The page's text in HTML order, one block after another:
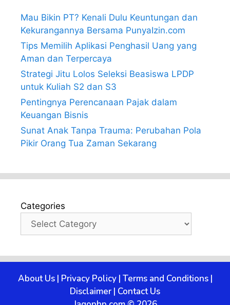
Mau Bikin PT? Kenali Dulu Keuntungan dan
Kekurangannya Bersama PunyaIzin.com
Tips Memilih Aplikasi Penghasil Uang yang
Aman dan Terpercaya
Strategi Jitu Lolos Seleksi Beasiswa LPDP
untuk Kuliah S2 dan S3
Pentingnya Perencanaan Pajak dalam
Keuangan Bisnis
Sunat Anak Tanpa Trauma: Perubahan Pola
Pikir Orang Tua Zaman Sekarang
Categories
About Us| Privacy Policy| Terms and Conditions|
Disclaimer | Contact Us